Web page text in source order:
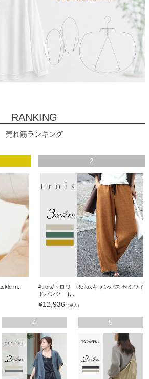
RANKING
売れ筋ランキング
m...
2
#trois/トロワ Reflaxキャンバス セミワイ
ドパンツ T...
¥12,936 （税込）
4 5